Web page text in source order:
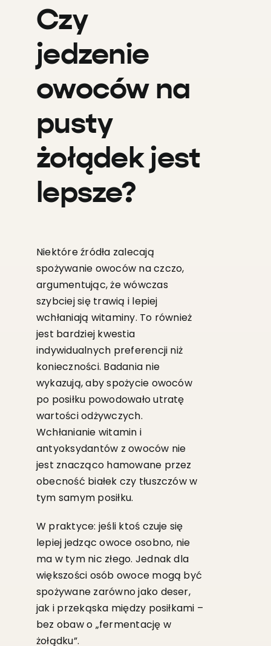
Czy
jedzenie
owoców na
pusty
żołądek jest
lepsze?
Niektóre źródła zalecają
spożywanie owoców na czczo,
argumentując, że wówczas
szybciej się trawią i lepiej
wchłaniają witaminy. To również
jest bardziej kwestia
indywidualnych preferencji niż
konieczności. Badania nie
wykazują, aby spożycie owoców
po posiłku powodowało utratę
wartości odżywczych.
Wchłanianie witamin i
antyoksydantów z owoców nie
jest znacząco hamowane przez
obecność białek czy tłuszczów w
tym samym posiłku.
W praktyce: jeśli ktoś czuje się
lepiej jedząc owoce osobno, nie
ma w tym nic złego. Jednak dla
większości osób owoce mogą być
spożywane zarówno jako deser,
jak i przekąska między posiłkami –
bez obaw o „fermentację w
żołądku”.